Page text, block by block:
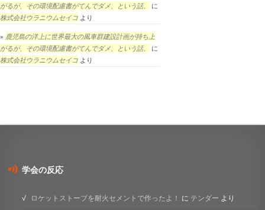
がるが、その環境配慮書がてんでダメ、という話。
に
株式会社ウラニウムセイコ より
鹿児島の洋上に世界最大の風車群建設計画が持ち上
がるが、その環境配慮書がてんでダメ、という話。
に
株式会社ウラニウムセイコ より
学会の反応
ロケットストーブを耐火セメントで作ったよ！ に テンダー より